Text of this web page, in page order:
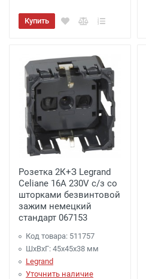
Купить
Розетка 2К+З Legrand
Celiane 16A 230V с/з со
шторками безвинтовой
зажим немецкий
стандарт 067153
Код товара: 511757
ШхВхГ: 45x45x38 мм
Legrand
Уточнить наличие